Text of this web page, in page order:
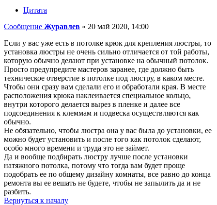
Цитата
Сообщение Журавлев » 20 май 2020, 14:00
Если у вас уже есть в потолке крюк для крепления люстры, то
установка люстры не очень сильно отличается от той работы,
которую обычно делают при установке на обычный потолок.
Просто предупредите мастеров заранее, где должно быть
техническое отверстие в потолке под люстру, в каком месте.
Чтобы они сразу вам сделали его и обработали края. В месте
расположения крюка наклеивается специальное кольцо,
внутри которого делается вырез в пленке и далее все
подсоединения к клеммам и подвеска осуществляются как
обычно.
Не обязательно, чтобы люстра она у вас была до установки, ее
можно будет установить и после того как потолок сделают,
особо много времени и труда это не займет.
Да и вообще подбирать люстру лучше после установки
натяжного потолка, потому что тогда вам будет проще
подобрать ее по общему дизайну комнаты, все равно до конца
ремонта вы ее вешать не будете, чтобы не запылить да и не
разбить.
Вернуться к началу